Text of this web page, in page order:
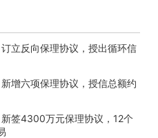
立反向保理协议，授出循环信
增六项保理协议，授信总额约
签4300万元保理协议，12个